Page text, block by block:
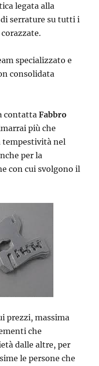
legata alla
serrature su tutti i
specializzato e
consolidata
contattaFabbro
più che
tempestività nel
per la
con cui svolgono il
prezzi, massima
che
dalle altre, per
le persone che